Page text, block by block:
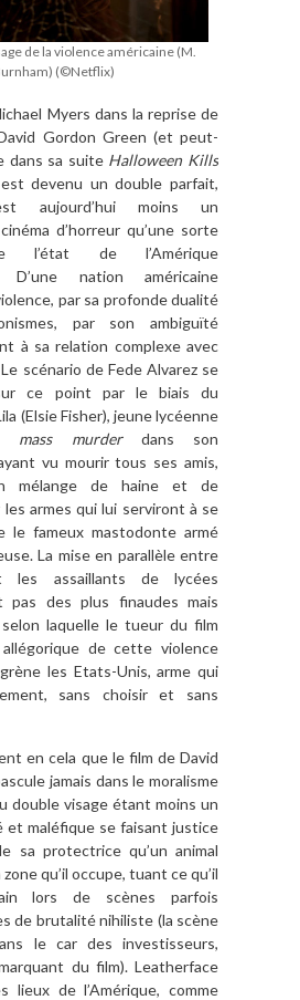
de la violence américaine (M.
(©Netflix)
Myers dans la reprise de
Gordon Green (et peut-
dans sa suite Halloween Kills
devenu un double parfait,
aujourd’hui moins un
d’horreur qu’une sorte
l’état de l’Amérique
D’une nation américaine
par sa profonde dualité
par son ambiguïté
à sa relation complexe avec
scénario de Fede Alvarez se
ce point par le biais du
(Elsie Fisher), jeune lycéenne
mass murderdans son
vu mourir tous ses amis,
mélange de haine et de
armes qui lui serviront à se
le fameux mastodonte armé
La mise en parallèle entre
les assaillants de lycées
pas des plus finaudes mais
selon laquelle le tueur du film
de cette violence
les Etats-Unis, arme qui
sans choisir et sans
en cela que le film de David
jamais dans le moralisme
double visage étant moins un
et maléfique se faisant justice
sa protectrice qu’un animal
qu’il occupe, tuant ce qu’il
lors de scènes parfois
de brutalité nihiliste (la scène
le car des investisseurs,
du film). Leatherface
de l’Amérique, comme